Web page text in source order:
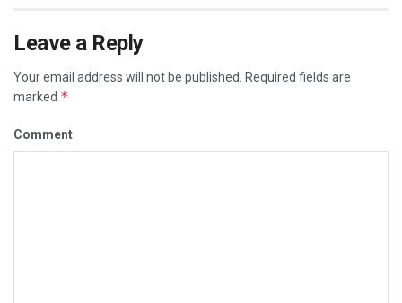
Leave a Reply
Your email address will not be published. Required fields are
marked *
Comment